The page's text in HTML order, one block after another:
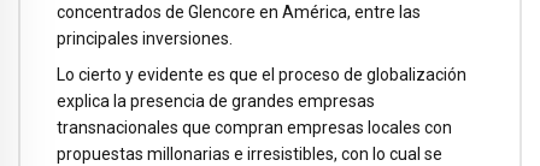
concentrados de Glencore en América, entre las
principales inversiones.
Lo cierto y evidente es que el proceso de globalización
explica la presencia de grandes empresas
transnacionales que compran empresas locales con
propuestas millonarias e irresistibles, con lo cual se